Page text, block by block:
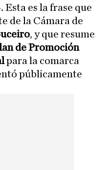
Esta es la frase que
de la Cámara de
, y que resume
de Promoción
para la comarca
públicamente